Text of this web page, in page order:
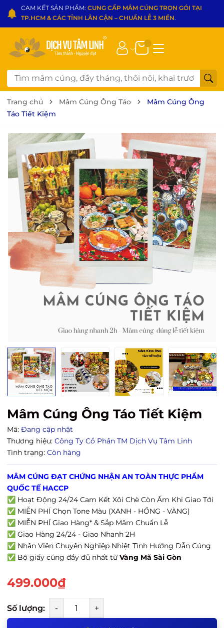
CAM KẾT SẢN PHẨM: CUNG CẤP MÂM CÚNG TRỌN GÓI TẠI
TP.HCM & CÁC TỈNH LÂN CẬN – CHUẨN LỄ 3 MIỀN.
Trang chủ Mâm Cúng Ông Táo
Mâm Cúng Ông
Táo Tiết Kiệm
Mâm Cúng Ông Táo Tiết Kiệm
Mã: Đang cập nhật
Thương hiệu: Công Ty Cổ Phần TM Dịch Vụ Tâm Linh
Tình trạng: Còn hàng
MÂM CÚNG ĐẠT CHỨNG NHẬN AN TOÀN THỰC PHẨM
QUỐC TẾ HACCP
✅ Hoạt Động 24/24 Cam Kết Xôi Chè Còn Ấm Khi Giao Tới
✅ MIỄN PHÍ Chọn Tone Màu (XANH - HỒNG - VÀNG)
✅ MIỄN PHÍ Giao Hàng* & Sắp Mâm Chuẩn Lễ
✅ Giao Hàng 24/24 - Giao Nhanh 2H
✅ Nhân Viên Chuyên Nghiệp Nhiệt Tình Hướng Dẫn Cúng
✅ Bộ giấy cúng đầy đủ nhất từVàng Mã Sài Gòn
499.000₫
Số lượng: - +